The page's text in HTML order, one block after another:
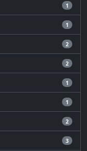
1
1
2
2
1
1
2
3